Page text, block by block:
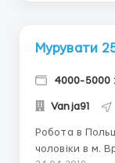
Мурувати
4000-5000
Vanja91
Робота в Польщі. Потрібні будівельні
чоловіки в м.